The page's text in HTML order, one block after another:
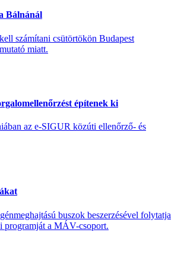
Bálnánál
számítani csütörtökön Budapest
miatt.
építenek ki
az e-SIGUR közúti ellenőrző- és
buszok beszerzésével folytatja
programját a MÁV-csoport.